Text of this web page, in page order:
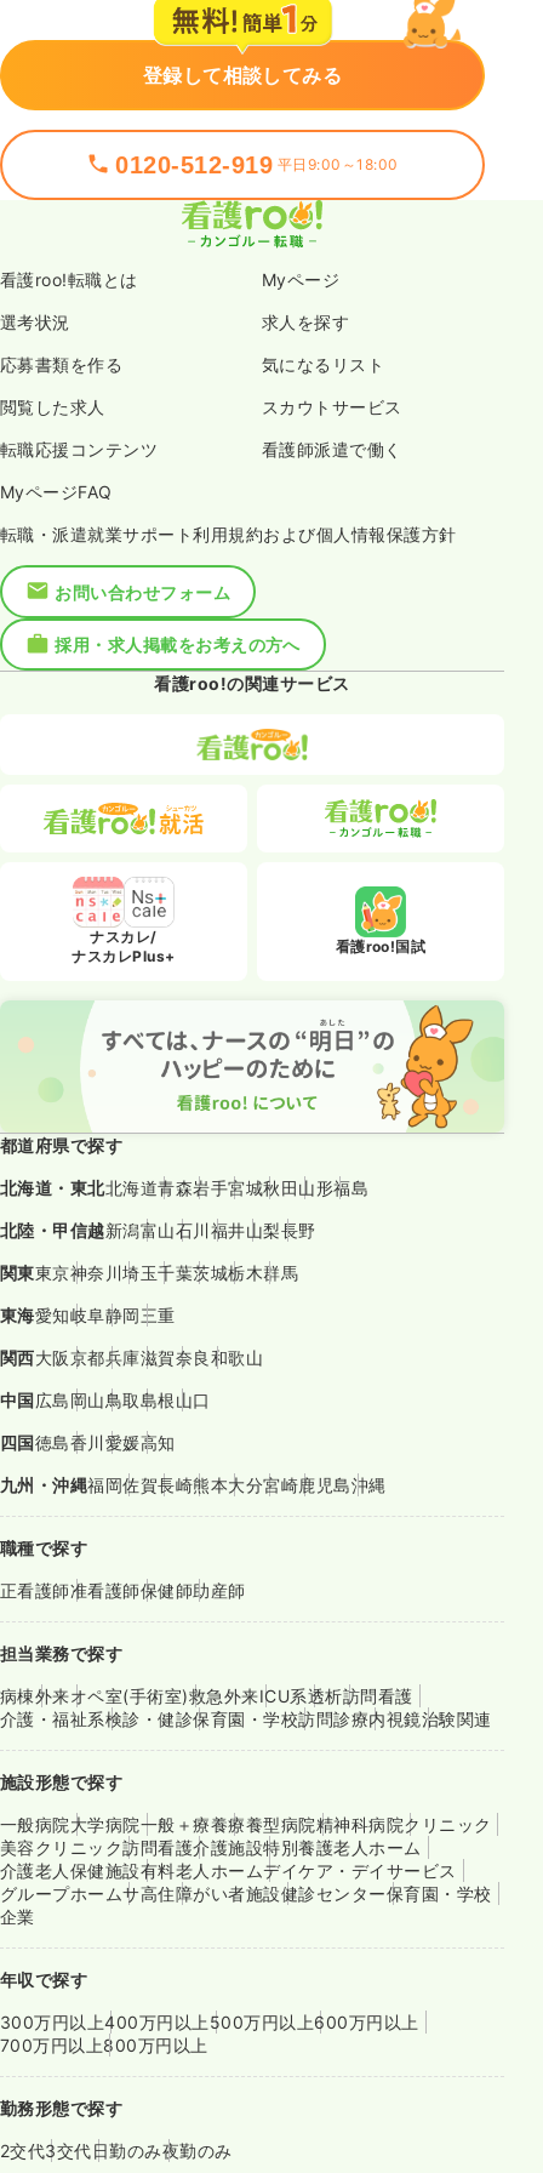
登録して相談してみる
0120-512-919 平日9:00～18:00
看護roo!転職とは Myページ
選考状況 求人を探す
応募書類を作る 気になるリスト
閲覧した求人 スカウトサービス
転職応援コンテンツ 看護師派遣で働く
MyページFAQ
転職・派遣就業サポート利用規約および個人情報保護方針
お問い合わせフォーム
採用・求人掲載をお考えの方へ
看護roo!の関連サービス
ナスカレ/
ナスカレPlus+
看護roo!国試
都道府県で探す
北海道・東北北海道青森岩手宮城秋田山形福島
北陸・甲信越新潟富山石川福井山梨長野
関東東京神奈川埼玉千葉茨城栃木群馬
東海愛知岐阜静岡三重
関西大阪京都兵庫滋賀奈良和歌山
中国広島岡山鳥取島根山口
四国徳島香川愛媛高知
九州・沖縄福岡佐賀長崎熊本大分宮崎鹿児島沖縄
職種で探す
正看護師准看護師保健師助産師
担当業務で探す
病棟外来オペ室(手術室)救急外来ICU系透析訪問看護
介護・福祉系検診・健診保育園・学校訪問診療内視鏡治験関連
施設形態で探す
一般病院大学病院一般＋療養療養型病院精神科病院クリニック
美容クリニック訪問看護介護施設特別養護老人ホーム
介護老人保健施設有料老人ホームデイケア・デイサービス
グループホームサ高住障がい者施設健診センター保育園・学校
企業
年収で探す
300万円以上400万円以上 500万円以上600万円以上
700万円以上800万円以上
勤務形態で探す
2交代3交代日勤のみ夜勤のみ